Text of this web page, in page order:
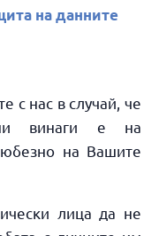
на данните
с нас в случай, че
винаги е на
на Вашите
лица да не